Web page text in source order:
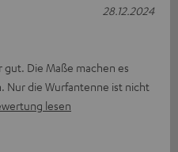
gut. Die Maße machen es
Nur die Wurfantenne ist nicht
lesen
28.12.2024